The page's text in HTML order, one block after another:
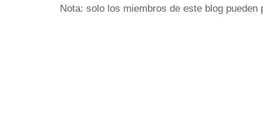
Nota: solo los miembros de este blog pueden